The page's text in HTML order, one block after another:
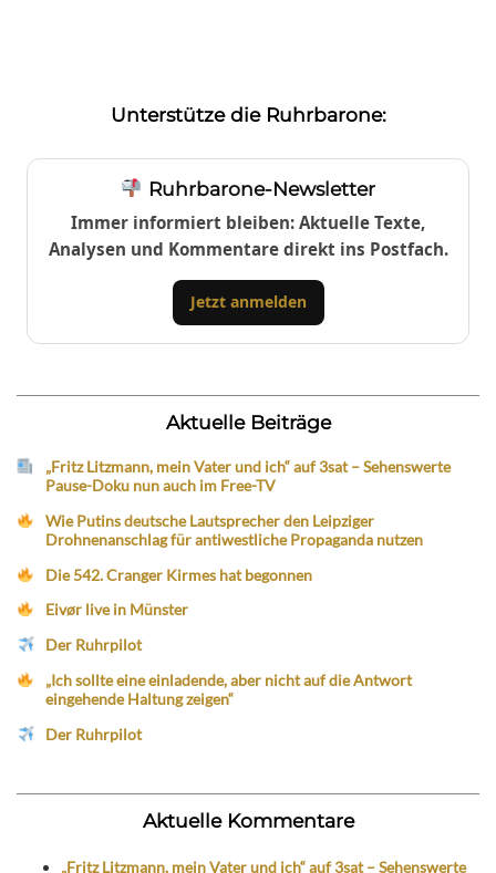
Unterstütze die Ruhrbarone:
Ruhrbarone-Newsletter
Immer informiert bleiben: Aktuelle Texte,
Analysen und Kommentare direkt ins Postfach.
Jetzt anmelden
Aktuelle Beiträge
„Fritz Litzmann, mein Vater und ich“ auf 3sat – Sehenswerte
Pause-Doku nun auch im Free-TV
Wie Putins deutsche Lautsprecher den Leipziger
Drohnenanschlag für antiwestliche Propaganda nutzen
Die 542. Cranger Kirmes hat begonnen
Eivør live in Münster
Der Ruhrpilot
„Ich sollte eine einladende, aber nicht auf die Antwort
eingehende Haltung zeigen“
Der Ruhrpilot
Aktuelle Kommentare
„Fritz Litzmann, mein Vater und ich“ auf 3sat – Sehenswerte